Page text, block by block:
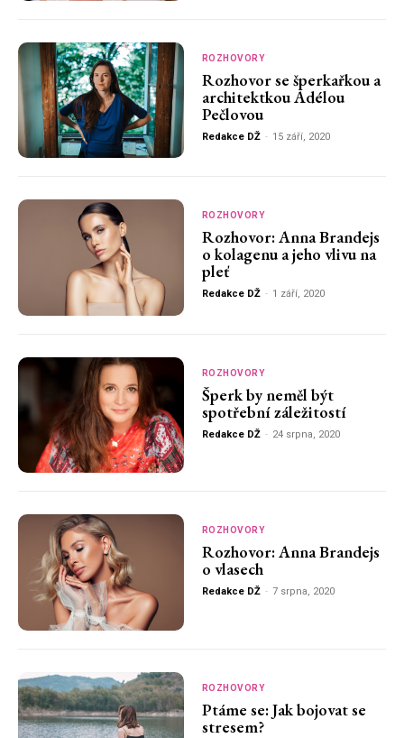
ROZHOVORY
Rozhovor se šperkařkou a
architektkou Adélou
Pečlovou
Redakce DŽ - 15 září, 2020
ROZHOVORY
Rozhovor: Anna Brandejs
o kolagenu a jeho vlivu na
pleť
Redakce DŽ - 1 září, 2020
ROZHOVORY
Šperk by neměl být
spotřební záležitostí
Redakce DŽ - 24 srpna, 2020
ROZHOVORY
Rozhovor: Anna Brandejs
o vlasech
Redakce DŽ - 7 srpna, 2020
ROZHOVORY
Ptáme se: Jak bojovat se
stresem?